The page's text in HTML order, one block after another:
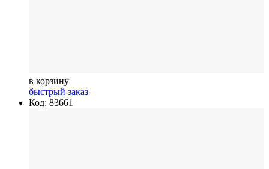
в корзину
быстрый заказ
Код: 83661